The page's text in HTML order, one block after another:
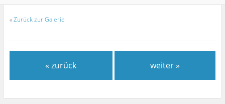
«Zurück zur Galerie
« zurück weiter »